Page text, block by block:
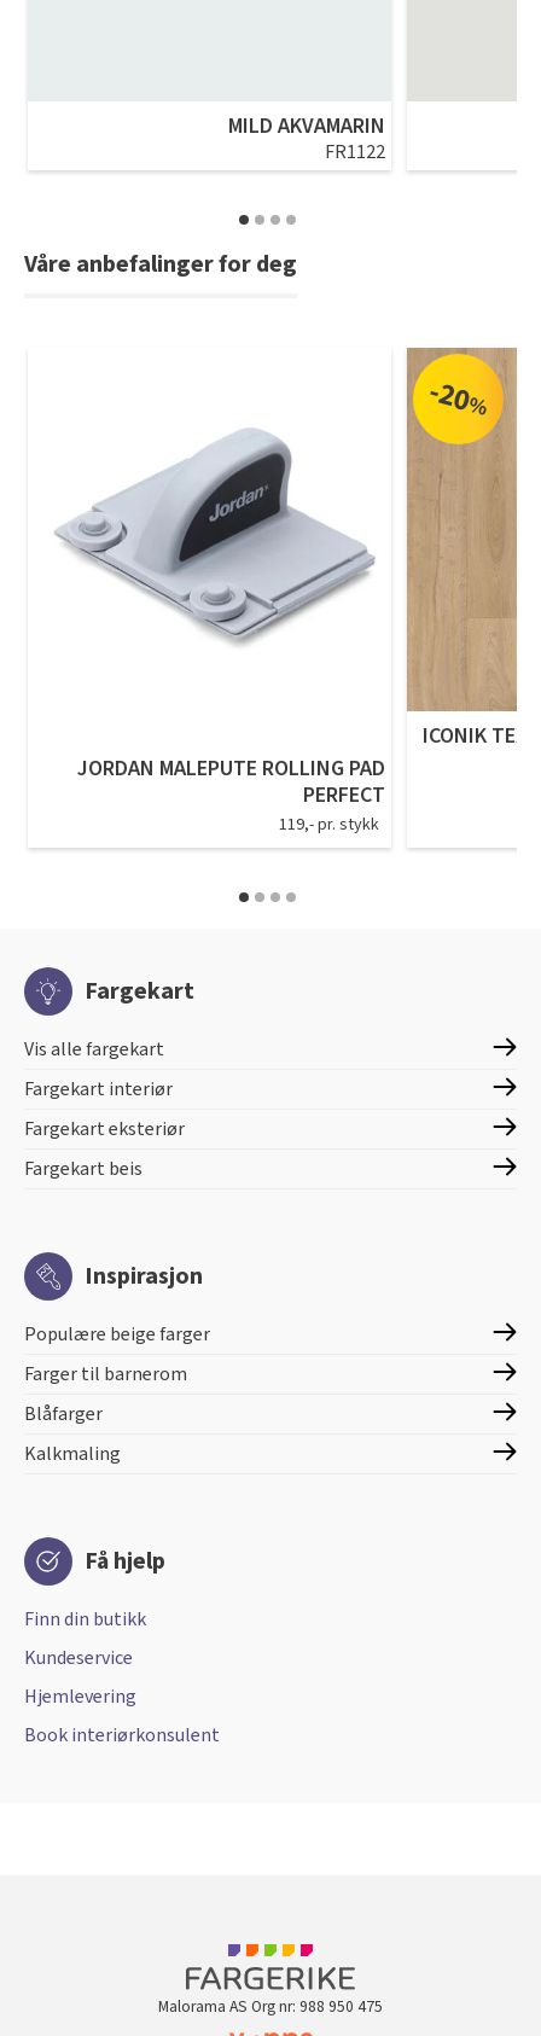
MILD AKVAMARIN
FR1122
Våre anbefalinger for deg
JORDAN MALEPUTE ROLLING PAD
PERFECT
119,- pr. stykk
-20%
ICONIK
Fargekart
Vis alle fargekart
Fargekart interiør
Fargekart eksteriør
Fargekart beis
Inspirasjon
Populære beige farger
Farger til barnerom
Blåfarger
Kalkmaling
Få hjelp
Finn din butikk
Kundeservice
Hjemlevering
Book interiørkonsulent
Malorama AS Org nr: 988 950 475